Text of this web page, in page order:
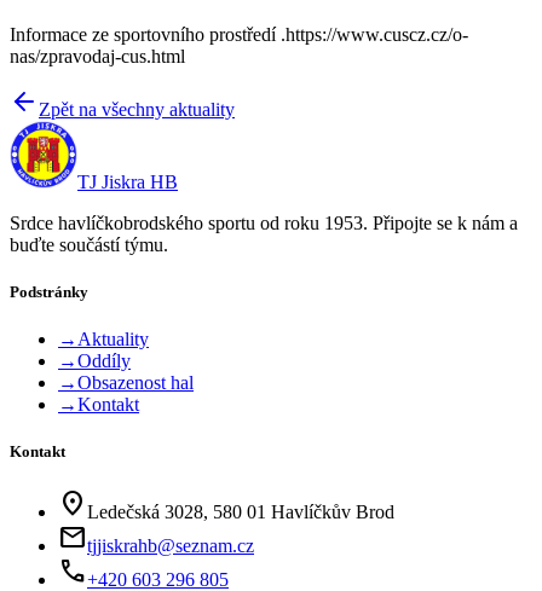
Informace ze sportovního prostředí .https://www.cuscz.cz/o-
nas/zpravodaj-cus.html
Zpět na všechny aktuality
TJ Jiskra HB
Srdce havlíčkobrodského sportu od roku 1953. Připojte se k nám a
buďte součástí týmu.
Podstránky
→ Aktuality
→Oddíly
→Obsazenost hal
→Kontakt
Kontakt
location_on Ledečská 3028, 580 01 Havlíčkův Brod
mailtjjiskrahb@seznam.cz
phone+420 603 296 805